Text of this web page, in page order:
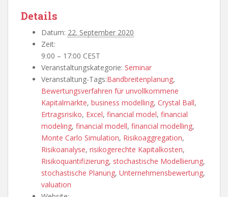
Details
Datum: 22. September 2020
Zeit:
9:00 – 17:00 CEST
Veranstaltungskategorie: Seminar
Veranstaltung-Tags:Bandbreitenplanung,
Bewertungsverfahren für unvollkommene
Kapitalmärkte, business modelling, Crystal Ball,
Ertragsrisiko, Excel, financial model, financial
modeling, financial modell, financial modelling,
Monte Carlo Simulation, Risikoaggregation,
Risikoanalyse, risikogerechte Kapitalkosten,
Risikoquantifizierung, stochastische Modellierung,
stochastische Planung, Unternehmensbewertung,
valuation